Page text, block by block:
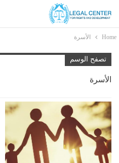
Home الأسرة
تصفح الوسم
الأسرة